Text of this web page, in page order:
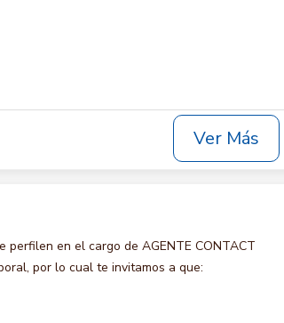
Ver Más
en el cargo de AGENTE CONTACT
por lo cual te invitamos a que: